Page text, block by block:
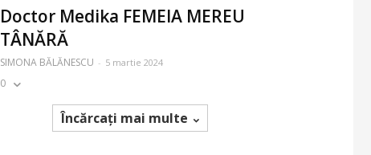
Doctor Medika FEMEIA MEREU
TÂNĂRĂ
SIMONA BĂLĂNESCU - 5 martie 2024
0
Încărcați mai multe